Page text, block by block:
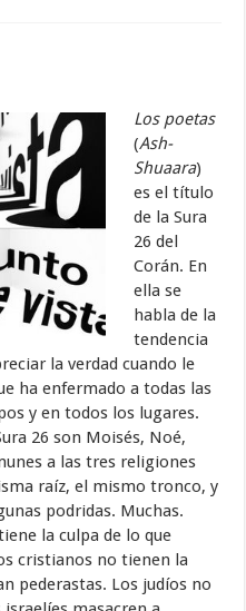
Los poetas
(Ash-
Shuaara)
es el título
de la Sura
26 del
Corán. En
ella se
habla de la
tendencia
la verdad cuando le
ha enfermado a todas las
y en todos los lugares.
26 son Moisés, Noé,
a las tres religiones
raíz, el mismo tronco, y
podridas. Muchas.
la culpa de lo que
cristianos no tienen la
pederastas. Los judíos no